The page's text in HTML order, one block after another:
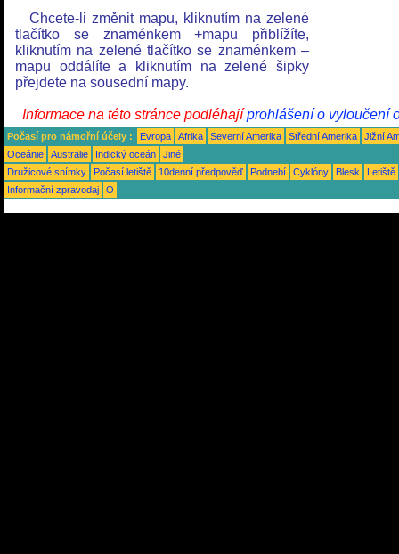
Chcete-li změnit mapu, kliknutím na zelené
tlačítko se znaménkem +mapu přiblížíte,
kliknutím na zelené tlačítko se znaménkem –
mapu oddálíte a kliknutím na zelené šipky
přejdete na sousední mapy.
Informace na této stránce podléhajíprohlášení o vyloučení
Počasí pro námořní účely : Evropa Afrika Severní Amerika Střední Amerika
Jižní
Oceánie
Austrálie Indický oceán
Jiné
Družicové snímky
Počasí letiště 10denní předpověď Podnebí Cyklóny Blesk
Letiště
Informační zpravodaj
O